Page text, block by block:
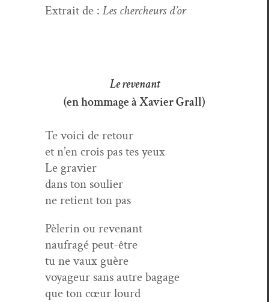
Extrait de : Les chercheurs d’or
Le revenant
(en hommage à Xavier Grall)
Te voici de retour
et n’en crois pas tes yeux
Le gravier
dans ton soulier
ne retient ton pas
Pèlerin ou revenant
naufragé peut-être
tu ne vaux guère
voyageur sans autre bagage
que ton cœur lourd